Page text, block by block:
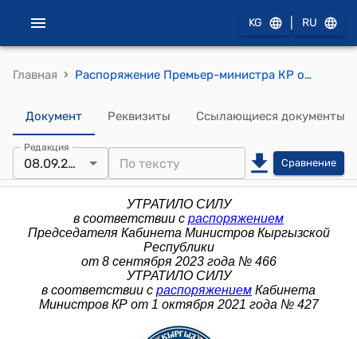
KG RU
Главная › Распоряжение Премьер-министра КР от 30 мая 2019 года N 265 (О внесении изменений в распоряжение Премьер-министра Кыргызской Республики от 22 июля 2015 года N 323)
Документ Реквизиты Ссылающиеся документы
Редакция
08.09.2023 Сравнение